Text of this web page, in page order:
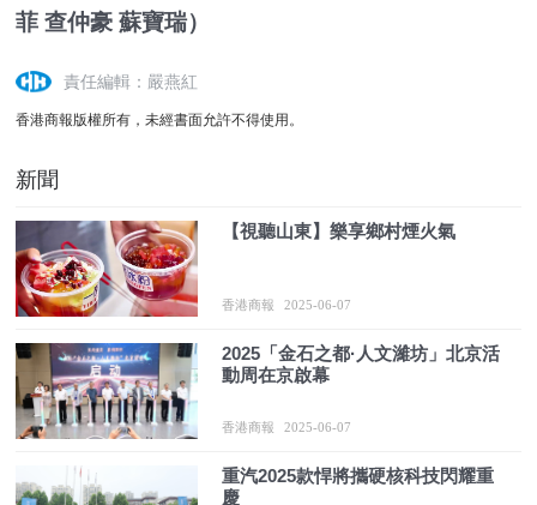
菲 查仲豪 蘇寶瑞）
責任編輯：嚴燕紅
香港商報版權所有，未經書面允許不得使用。
新聞
【視聽山東】樂享鄉村煙火氣
香港商報 2025-06-07
2025「金石之都·人文濰坊」北京活
動周在京啟幕
香港商報 2025-06-07
重汽2025款悍將攜硬核科技閃耀重
慶